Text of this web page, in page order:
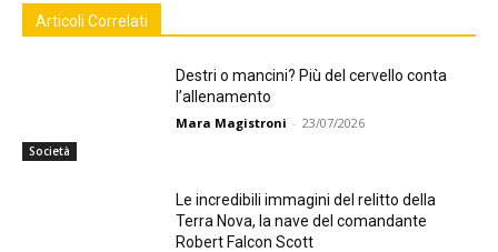
Articoli Correlati
Società
Destri o mancini? Più del cervello conta
l’allenamento
Mara Magistroni - 23/07/2026
Le incredibili immagini del relitto della
Terra Nova, la nave del comandante
Robert Falcon Scott